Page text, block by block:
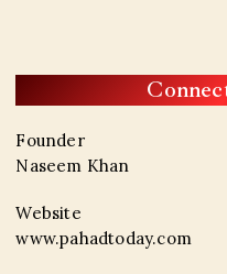
Founder
Naseem Khan
Website
www.pahadtoday.com